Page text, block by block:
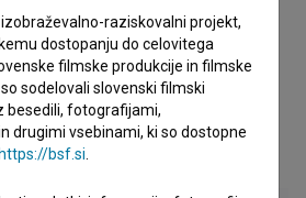
, Janez Urško
raziskovalni projekt,
dostopanju do celovitega
filmske produkcije in filmske
sodelovali slovenski filmski
besedili, fotografijami,
drugimi vsebinami, ki so dostopne
https://bsf.si